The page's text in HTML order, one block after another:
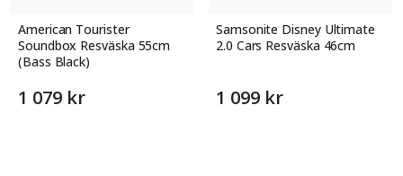
American Tourister
Soundbox Resväska 55cm
(Bass Black)
1 079 kr
Samsonite Disney Ultimate
2.0 Cars Resväska 46cm
1 099 kr